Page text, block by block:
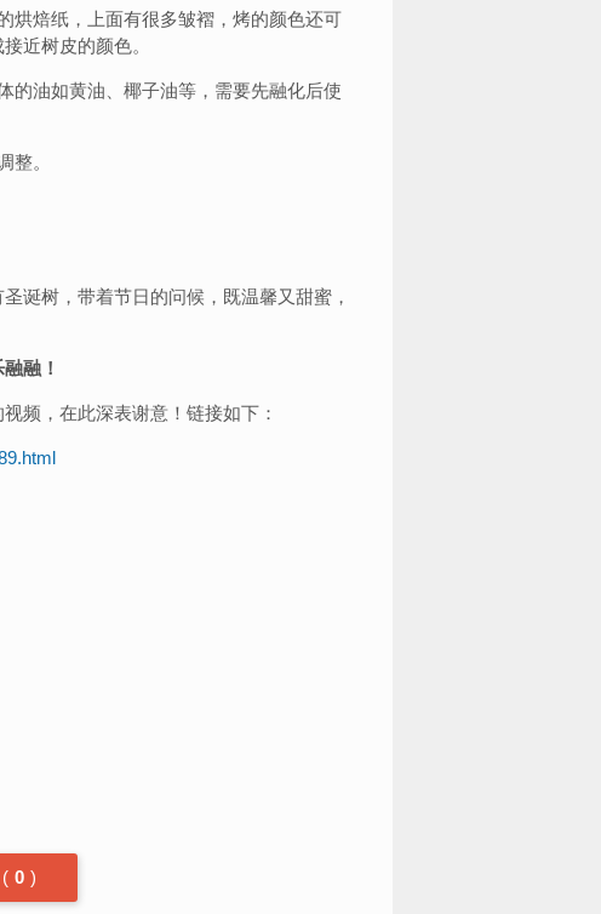
烘焙纸，上面有很多皱褶，烤的颜色还可
近树皮的颜色。
的油如黄油、椰子油等，需要先融化后使
整。
诞树，带着节日的问候，既温馨又甜蜜，
融！
频，在此深表谢意！链接如下：
( 0 )